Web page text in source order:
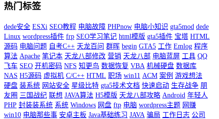
热门标签
dede安全 ESXi SEO教程 电脑故障 PHPnow 电脑小知识 gta5mod dede
Linux wordpress插件 frp SEO学习笔记 html模版 gta5插件 宝塔 HTML
源码 电脑问题 自考C++ 天龙百问 群晖 begin GTA5 工作 Emlog 程序
算法 Apache 笔记本 天龙八部修改 营销 天龙八部 电脑蓝屏 工具 QQ
飞车 SEO 开机密码 NFS 知更鸟 数据恢复 VBA 机械硬盘 数据库
NAS H5源码 虚拟机 C/C++ HTML 职场 win11 ACM 案例 游戏想法
硬盘 装系统 网站安全 星级比特 gta5技术文档 快速启动 生存战争 朋
友圈 三国战纪 联想 JAVA算法 H5模版 天龙八部攻略 Android 年轻人
PHP 封装装系统 系统 Windows 网盘 ftp 电脑 wordpress主题 网赚
win10 电脑那些事 安卓主板 Java基础练习 JAVA 骗局 工作日志 公司